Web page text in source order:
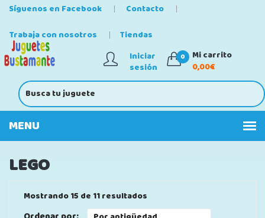
Síguenos en Facebook
Contacto
Trabaja con nosotros
Tiendas
Iniciar
sesión
0
Mi carrito
0,00€
LEGO
Mostrando 15 de 11 resultados